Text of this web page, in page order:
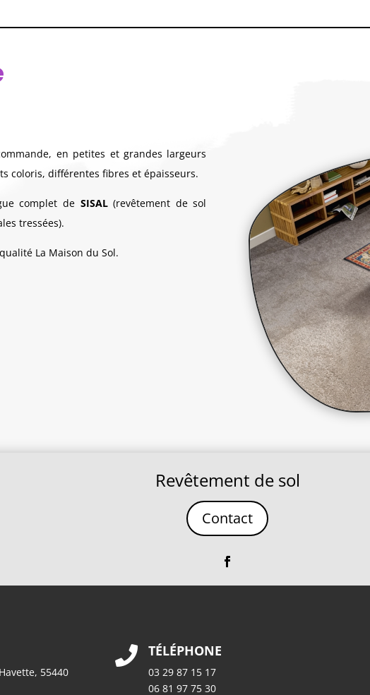
en petites et grandes largeurs
coloris, différentes fibres et épaisseurs.
complet de SISAL(revêtement de sol
tressées).
La Maison du Sol.
Revêtement de sol
Contact
55440
 TÉLÉPHONE
03 29 87 15 17
06 81 97 75 30